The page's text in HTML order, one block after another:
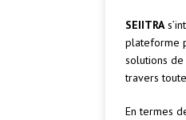
SEIITRA
plateforme
solutions
travers
En termes